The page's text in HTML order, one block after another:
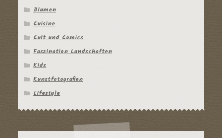
Blumen
Cuisine
Cult und Comics
Faszination Landschaften
Kids
Kunstfotografien
Lifestyle